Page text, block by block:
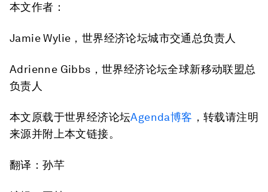
本文作者：
Jamie Wylie，世界经济论坛城市交通总负责人
Adrienne Gibbs，世界经济论坛全球新移动联盟总
负责人
本文原载于世界经济论坛Agenda博客 ，转载请注明
来源并附上本文链接。
翻译：孙芊